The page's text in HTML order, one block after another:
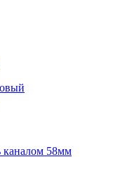
каналом 58мм